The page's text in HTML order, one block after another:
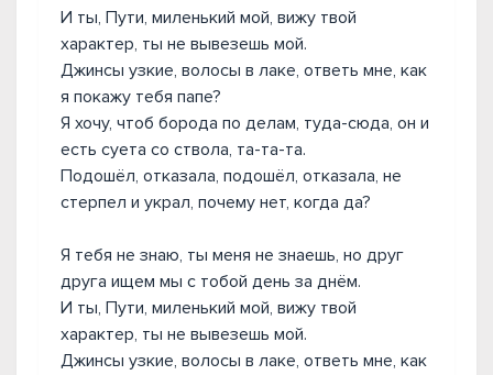
И ты, Пути, миленький мой, вижу твой
характер, ты не вывезешь мой.
Джинсы узкие, волосы в лаке, ответь мне, как
я покажу тебя папе?
Я хочу, чтоб борода по делам, туда-сюда, он и
есть суета со ствола, та-та-та.
Подошёл, отказала, подошёл, отказала, не
стерпел и украл, почему нет, когда да?
Я тебя не знаю, ты меня не знаешь, но друг
друга ищем мы с тобой день за днём.
И ты, Пути, миленький мой, вижу твой
характер, ты не вывезешь мой.
Джинсы узкие, волосы в лаке, ответь мне, как